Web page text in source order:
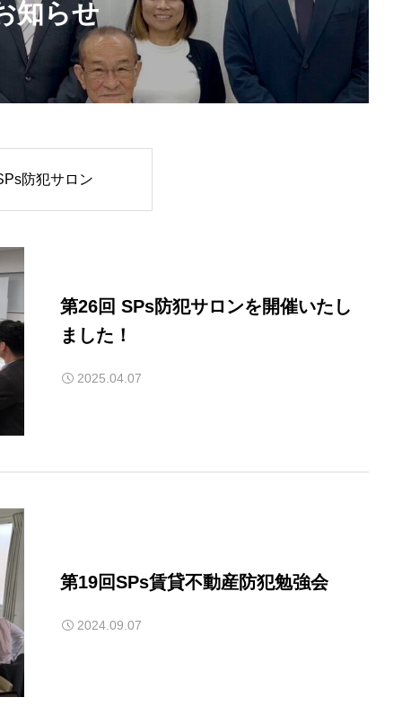
知らせ
防犯サロン
第26回 SPs防犯サロンを開催いたし
ました！
2025.04.07
第19回SPs賃貸不動産防犯勉強会
2024.09.07